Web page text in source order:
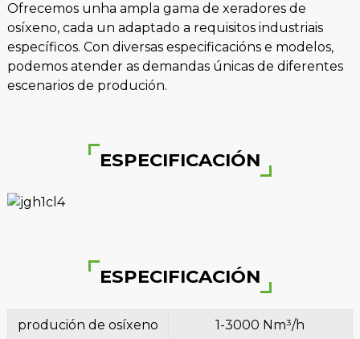
Ofrecemos unha ampla gama de xeradores de
osíxeno, cada un adaptado a requisitos industriais
específicos. Con diversas especificacións e modelos,
podemos atender as demandas únicas de diferentes
escenarios de produción.
ESPECIFICACIÓN
ESPECIFICACIÓN
produción de osíxeno 1-3000 Nm³/h